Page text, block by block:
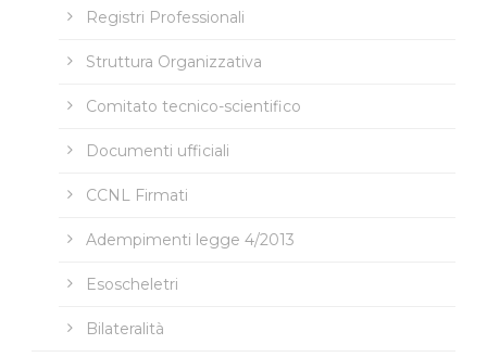
Registri Professionali
Struttura Organizzativa
Comitato tecnico-scientifico
Documenti ufficiali
CCNL Firmati
Adempimenti legge 4/2013
Esoscheletri
Bilateralità